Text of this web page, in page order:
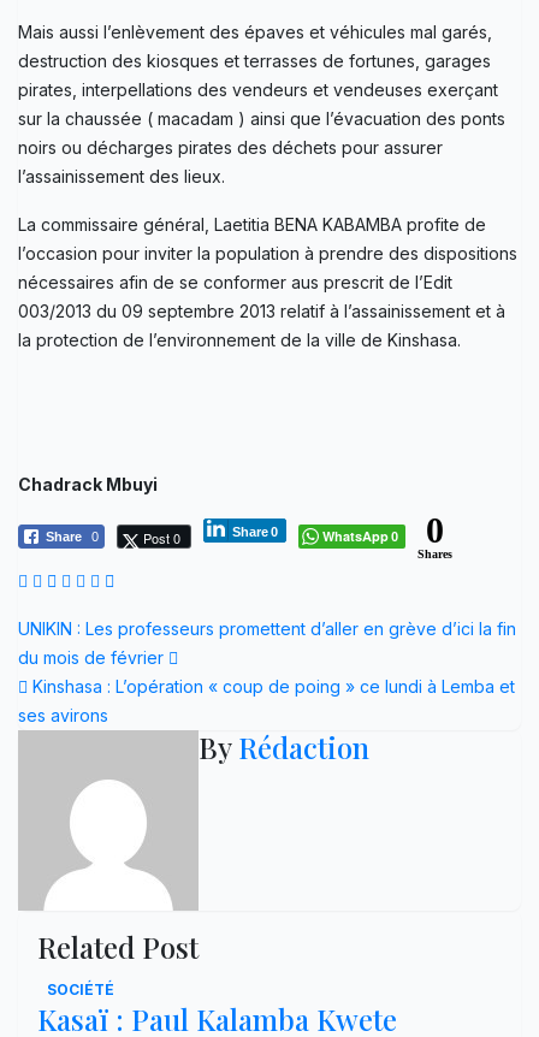
Mais aussi l’enlèvement des épaves et véhicules mal garés,
destruction des kiosques et terrasses de fortunes, garages
pirates, interpellations des vendeurs et vendeuses exerçant
sur la chaussée ( macadam ) ainsi que l’évacuation des ponts
noirs ou décharges pirates des déchets pour assurer
l’assainissement des lieux.
La commissaire général, Laetitia BENA KABAMBA profite de
l’occasion pour inviter la population à prendre des dispositions
nécessaires afin de se conformer aus prescrit de l’Edit
003/2013 du 09 septembre 2013 relatif à l’assainissement et à
la protection de l’environnement de la ville de Kinshasa.
Chadrack Mbuyi
Share 0 Post 0 Share0 WhatsApp0 0
Shares
Navigation
de
l’article
UNIKIN : Les professeurs promettent d’aller en grève d’ici la fin
du mois de février
Kinshasa : L’opération « coup de poing » ce lundi à Lemba et
ses avirons
ByRédaction
Related Post
SOCIÉTÉ
Kasaï : Paul Kalamba Kwete